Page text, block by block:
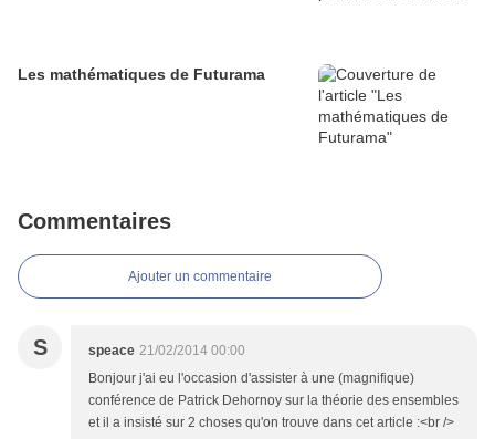
Les mathématiques de Futurama
Commentaires
Ajouter un commentaire
S speace 21/02/2014 00:00
Bonjour j'ai eu l'occasion d'assister à une (magnifique)
conférence de Patrick Dehornoy sur la théorie des ensembles
et il a insisté sur 2 choses qu'on trouve dans cet article :<br />